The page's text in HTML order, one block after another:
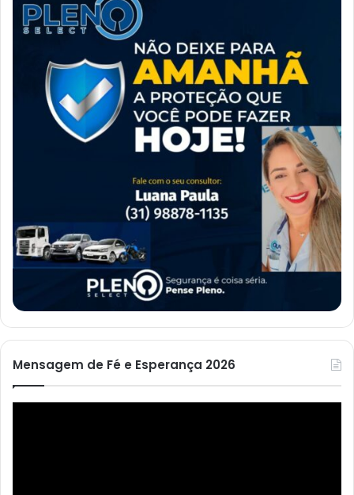
Mensagem de Fé e Esperança 2026